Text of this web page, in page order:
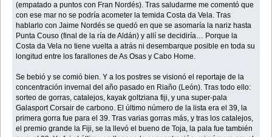
(empatado a puntos con Fran Nordés). Tras saludarme me comentó que
con ese mar no se podría acometer la temida Costa da Vela. Tras
hablarlo con Jaime Nordés se quedó en que se asomaría la nariz hasta
Punta Couso (final de la ría de Aldán) y allí se decidiría… Porque la
Costa da Vela no tiene vuelta a atrás ni desembarque posible en toda su
longitud entre los farallones de As Osas y Cabo Home.
Se bebió y se comió bien. Y a los postres se visionó el reportaje de la
concentración invernal del año pasado en Riaño (León). Tras todo ello:
sorteo de gorras, catalejos, kayak goltziana fiji, y una super-pala
Galasport Corsair de carbono. El último número de la lista era el 39, la
primera gorra fue para el 39. Tras varias gorras más, y tras los catalejos,
el premio grande la Fiji, se la llevó el bueno de Toja, la pala fue también